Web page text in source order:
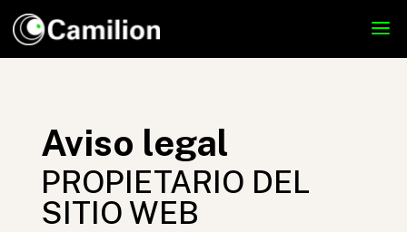
Aviso legal
PROPIETARIO DEL
SITIO WEB